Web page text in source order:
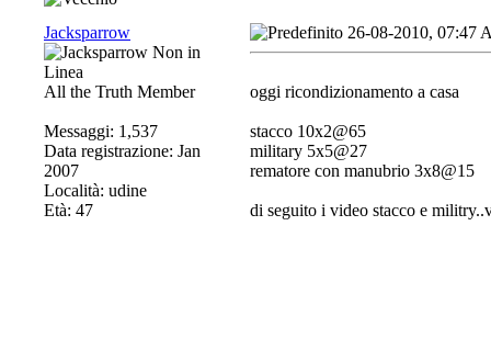
Jacksparrow
All the Truth Member
Messaggi: 1,537
Data registrazione: Jan
2007
Località: udine
Età: 47
26-08-2010, 07:47
oggi ricondizionamento a casa
stacco 10x2@65
military 5x5@27
rematore con manubrio 3x8@15
di seguito i video stacco e